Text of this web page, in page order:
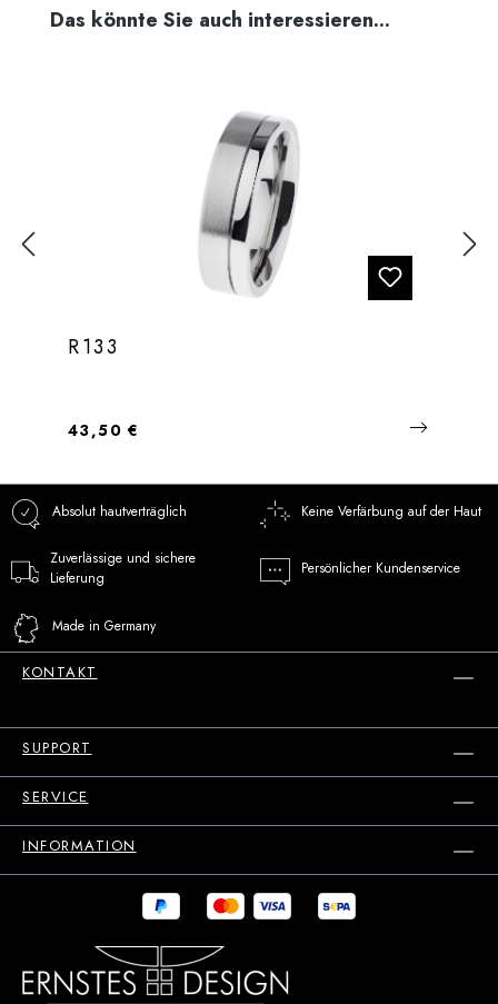
Produktgalerie überspringen
Das könnte Sie auch interessieren...
R133
Regulärer Preis:
43,50 €
Absolut hautverträglich Keine Verfärbung auf der Haut
Zuverlässige und sichere
Lieferung
Persönlicher Kundenservice
Made in Germany
KONTAKT
SUPPORT
SERVICE
INFORMATION